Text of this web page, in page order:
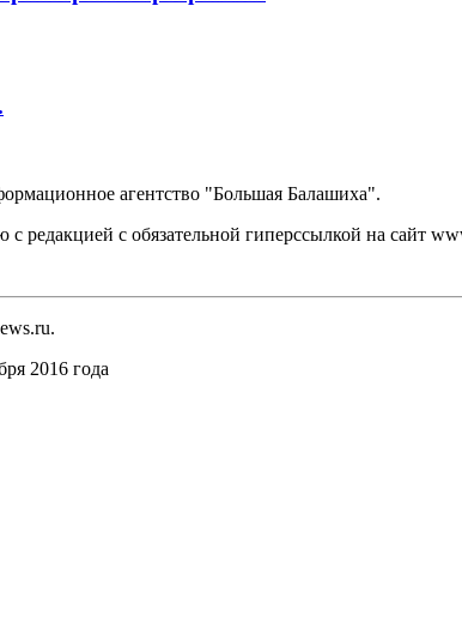
агентство "Большая Балашиха".
редакцией с обязательной гиперссылкой на сайт
2016 года